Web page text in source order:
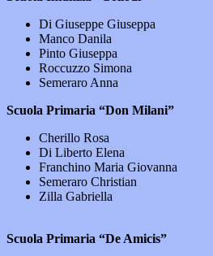
Di Giuseppe Giuseppa
Manco Danila
Pinto Giuseppa
Roccuzzo Simona
Semeraro Anna
Scuola Primaria “Don Milani”
Cherillo Rosa
Di Liberto Elena
Franchino Maria Giovanna
Semeraro Christian
Zilla Gabriella
Scuola Primaria “De Amicis”